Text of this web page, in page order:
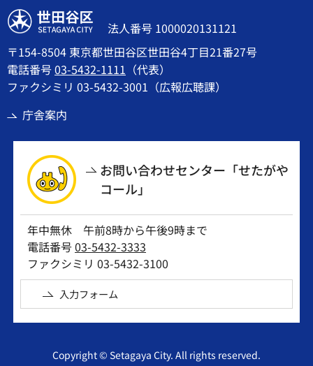
世田谷区
法人番号 1000020131121
〒154-8504 東京都世田谷区世田谷4丁目21番27号
電話番号03-5432-1111 （代表）
ファクシミリ 03-5432-3001（広報広聴課）
庁舎案内
お問い合わせセンター「せたがや
コール」
年中無休 午前8時から午後9時まで
電話番号03-5432-3333
ファクシミリ 03-5432-3100
入力フォーム
Copyright © Setagaya City. All rights reserved.